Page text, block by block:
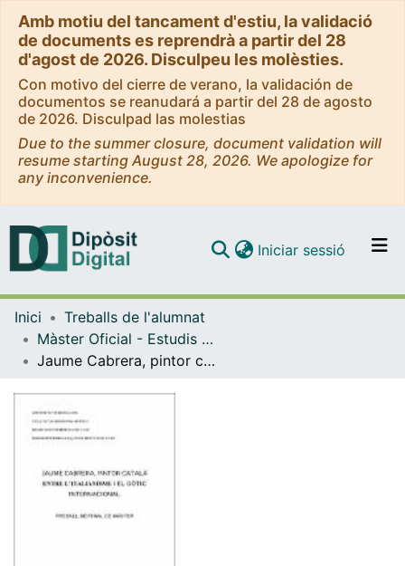
Amb motiu del tancament d'estiu, la validació
de documents es reprendrà a partir del 28
d'agost de 2026. Disculpeu les molèsties.
Con motivo del cierre de verano, la validación de
documentos se reanudará a partir del 28 de agosto
de 2026. Disculpad las molestias
Due to the summer closure, document validation will
resume starting August 28, 2026. We apologize for
any inconvenience.
Navega per tot el DD
Iniciar sessió (current)
Inici
Treballs de l'alumnat
Màster Oficial - Estudis Avançats en Història de l'Art
Jaume Cabrera, pintor català entre l'italianisme i el gòtic internacional